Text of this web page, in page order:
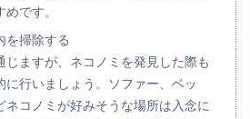
です。
を掃除する
じますが、ネコノミを発見した際も
に行いましょう。ソファー、ベッ
ネコノミが好みそうな場所は入念に